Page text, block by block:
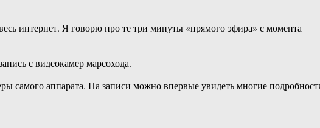
интернет. Я говорю про те три минуты «прямого эфира» с момента
с видеокамер марсохода.
самого аппарата. На записи можно впервые увидеть многие